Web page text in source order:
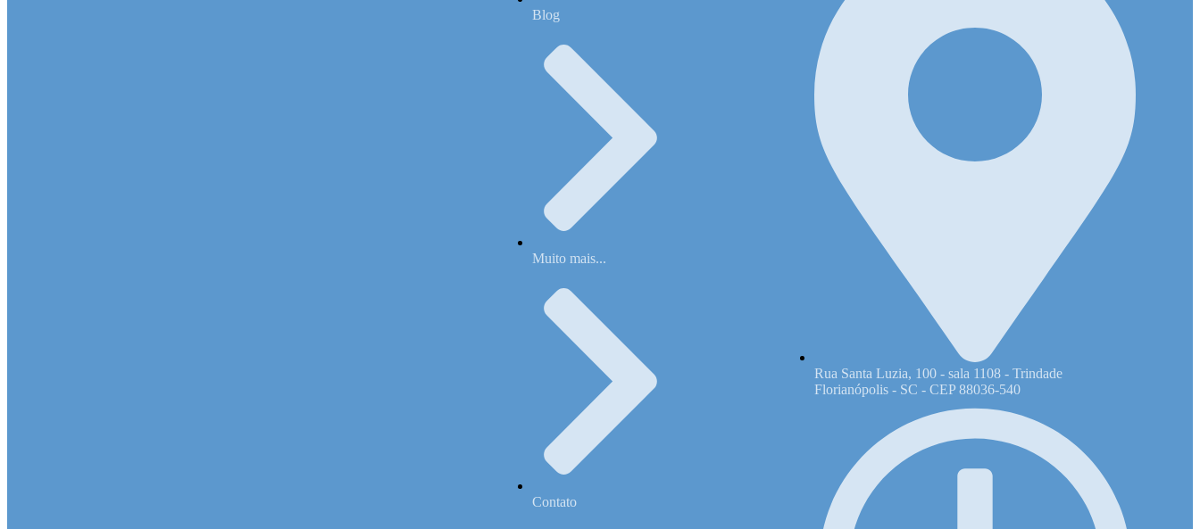
Blog
Muito mais...
Contato
Rua Santa Luzia, 100 - sala 1108 - Trindade
Florianópolis - SC - CEP 88036-540